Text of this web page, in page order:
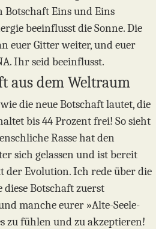
Botschaft Eins und Eins
beeinflusst die Sonne. Die
euer Gitter weiter, und euer
Ihr seid beeinflusst.
aus dem Weltraum
die neue Botschaft lautet, die
bis 44 Prozent frei! So sieht
Rasse hat den
sich gelassen und ist bereit
der Evolution. Ich rede über die
diese Botschaft zuerst
manche eurer »Alte-Seele-
zu fühlen und zu akzeptieren!